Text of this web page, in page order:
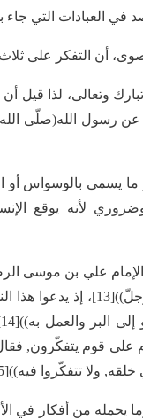
في العبادات التي جاء
أن التفكر على
وتعالى، لذا قيل
عن رسول الله(صلّى
أو ما يسمى بالوسواس
وضروري لأنه يوقع
علي بن موسى
والصوم، إنما العبادة التفكر
على قوم يتفكّرون,
ولا تتفكّروا فيه))[15].
من أفكار في